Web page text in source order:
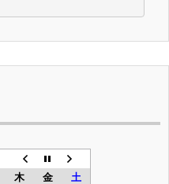
木 金
土